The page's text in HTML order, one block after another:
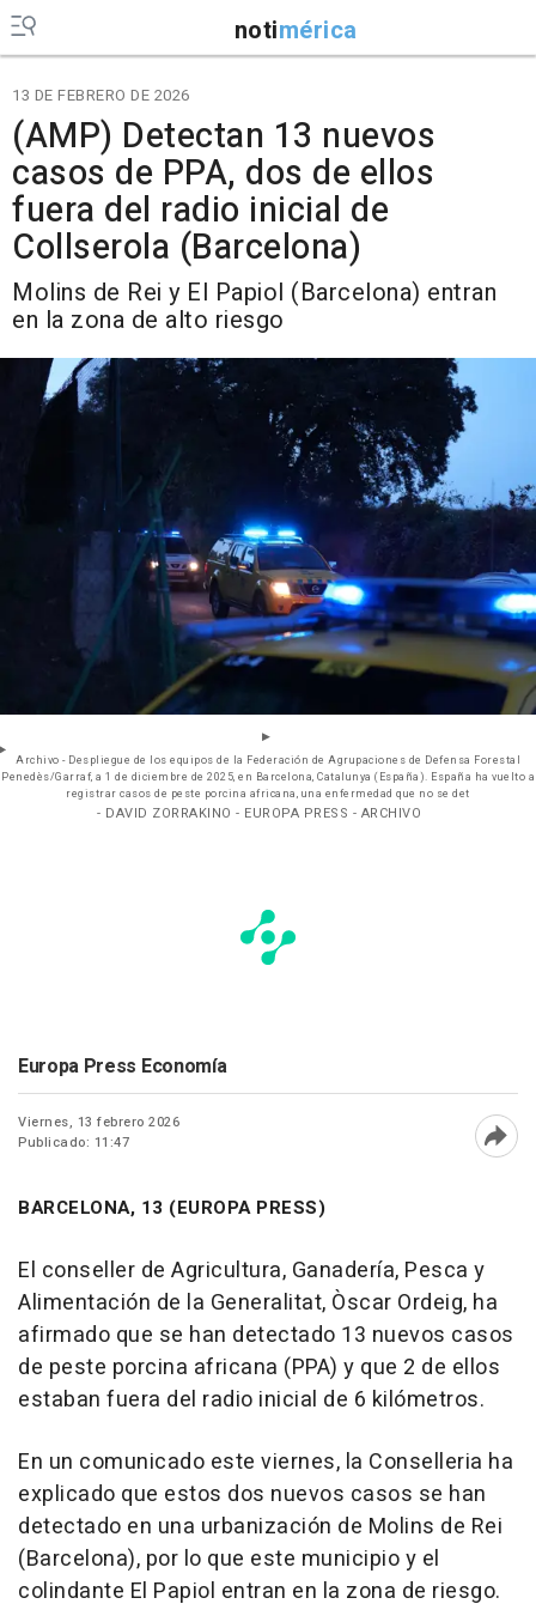
notimérica
13 DE FEBRERO DE 2026
(AMP) Detectan 13 nuevos
casos de PPA, dos de ellos
fuera del radio inicial de
Collserola (Barcelona)
Molins de Rei y El Papiol (Barcelona) entran
en la zona de alto riesgo
Archivo - Despliegue de los equipos de la Federación de Agrupaciones de Defensa Forestal
Penedès/Garraf, a 1 de diciembre de 2025, en Barcelona, Catalunya (España). España ha vuelto a
registrar casos de peste porcina africana, una enfermedad que no se det
- DAVID ZORRAKINO - EUROPA PRESS - ARCHIVO
Europa Press Economía
Viernes, 13 febrero 2026
Publicado: 11:47
BARCELONA, 13 (EUROPA PRESS)
El conseller de Agricultura, Ganadería, Pesca y
Alimentación de la Generalitat, Òscar Ordeig, ha
afirmado que se han detectado 13 nuevos casos
de peste porcina africana (PPA) y que 2 de ellos
estaban fuera del radio inicial de 6 kilómetros.
En un comunicado este viernes, la Conselleria ha
explicado que estos dos nuevos casos se han
detectado en una urbanización de Molins de Rei
(Barcelona), por lo que este municipio y el
colindante El Papiol entran en la zona de riesgo.